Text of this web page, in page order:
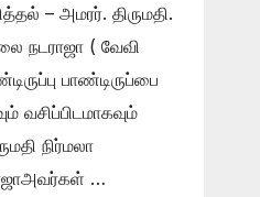
– அமரர். திருமதி.
நடராஜா ( வேவி
பாண்டிருப்பை
வசிப்பிடமாகவும்
நிர்மலா
…